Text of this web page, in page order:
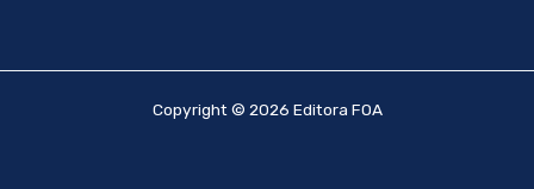
Copyright © 2026 Editora FOA